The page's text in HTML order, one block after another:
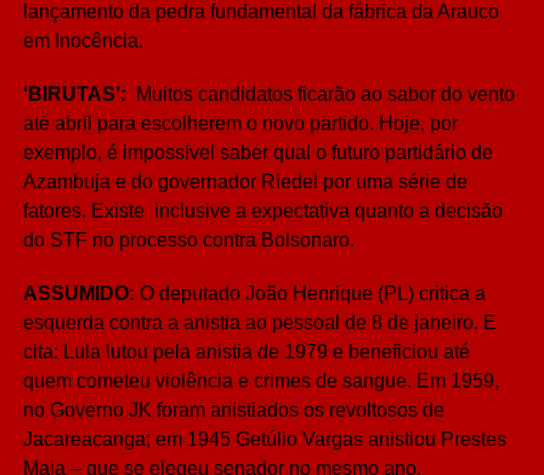
lançamento da pedra fundamental da fábrica da Arauco
em Inocência.
‘BIRUTAS’:
Muitos candidatos ficarão ao sabor do vento
até abril para escolherem o novo partido. Hoje, por
exemplo, é impossível saber qual o futuro partidário de
Azambuja e do governador Riedel por uma série de
fatores. Existe inclusive a expectativa quanto a decisão
do STF no processo contra Bolsonaro.
ASSUMIDO: O deputado João Henrique (PL) critica a
esquerda contra a anistia ao pessoal de 8 de janeiro. E
cita: Lula lutou pela anistia de 1979 e beneficiou até
quem cometeu violência e crimes de sangue. Em 1959,
no Governo JK foram anistiados os revoltosos de
Jacareacanga; em 1945 Getúlio Vargas anistiou Prestes
Maia – que se elegeu senador no mesmo ano.